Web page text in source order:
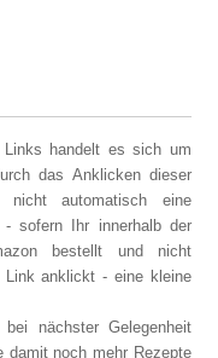
handelt es sich um
das Anklicken dieser
automatisch eine
- sofern Ihr innerhalb der
bestellt und nicht
Link anklickt - eine kleine
nächster Gelegenheit
damit noch mehr Rezepte